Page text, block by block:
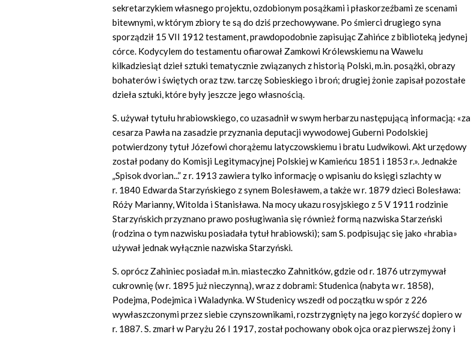
sekretarzykiem własnego projektu, ozdobionym posążkami i płaskorzeźbami ze scenami
bitewnymi, w którym zbiory te są do dziś przechowywane. Po śmierci drugiego syna
sporządził 15 VII 1912 testament, prawdopodobnie zapisując Zahińce z biblioteką jedynej
córce. Kodycylem do testamentu ofiarował Zamkowi Królewskiemu na Wawelu
kilkadziesiąt dzieł sztuki tematycznie związanych z historią Polski, m.in. posążki, obrazy
bohaterów i świętych oraz tzw. tarczę Sobieskiego i broń; drugiej żonie zapisał pozostałe
dzieła sztuki, które były jeszcze jego własnością.
S. używał tytułu hrabiowskiego, co uzasadnił w swym herbarzu następującą informacją: «za
cesarza Pawła na zasadzie przyznania deputacji wywodowej Guberni Podolskiej
potwierdzony tytuł Józefowi chorążemu latyczowskiemu i bratu Ludwikowi. Akt urzędowy
został podany do Komisji Legitymacyjnej Polskiej w Kamieńcu 1851 i 1853 r.». Jednakże
„Spisok dvorian...” z r. 1913 zawiera tylko informację o wpisaniu do księgi szlachty w
r. 1840 Edwarda Starzyńskiego z synem Bolesławem, a także w r. 1879 dzieci Bolesława:
Róży Marianny, Witolda i Stanisława. Na mocy ukazu rosyjskiego z 5 V 1911 rodzinie
Starzyńskich przyznano prawo posługiwania się również formą nazwiska Starzeński
(rodzina o tym nazwisku posiadała tytuł hrabiowski); sam S. podpisując się jako «hrabia»
używał jednak wyłącznie nazwiska Starzyński.
S. oprócz Zahiniec posiadał m.in. miasteczko Zahnitków, gdzie od r. 1876 utrzymywał
cukrownię (w r. 1895 już nieczynną), wraz z dobrami: Studenica (nabyta w r. 1858),
Podejma, Podejmica i Waladynka. W Studenicy wszedł od początku w spór z 226
wywłaszczonymi przez siebie czynszownikami, rozstrzygnięty na jego korzyść dopiero w
r. 1887. S. zmarł w Paryżu 26 I 1917, został pochowany obok ojca oraz pierwszej żony i